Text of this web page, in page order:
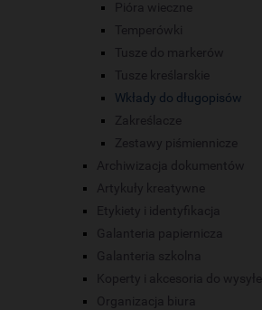
Pióra wieczne
Temperówki
Tusze do markerów
Tusze kreślarskie
Wkłady do długopisów
Zakreślacze
Zestawy piśmiennicze
Archiwizacja dokumentów
Artykuły kreatywne
Etykiety i identyfikacja
Galanteria papiernicza
Galanteria szkolna
Koperty i akcesoria do wysyłek
Organizacja biura